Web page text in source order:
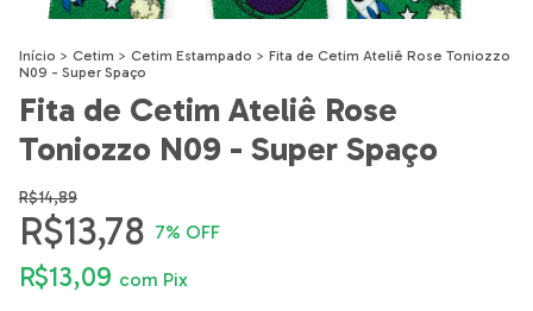
Início > Cetim > Cetim Estampado > Fita de Cetim Ateliê Rose Toniozzo
N09 - Super Spaço
Fita de Cetim Ateliê Rose
Toniozzo N09 - Super Spaço
R$14,89
R$13,78 7% OFF
R$13,09 com Pix